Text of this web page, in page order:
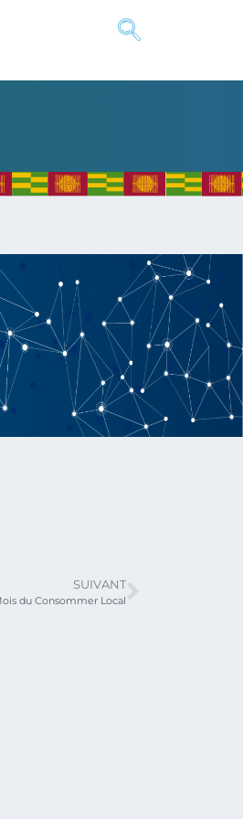
SUIVANT
du Consommer Local